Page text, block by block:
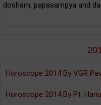
dosham, papasampya and
Horoscope 2014 By VGR
Horoscope 2014 By Pt.